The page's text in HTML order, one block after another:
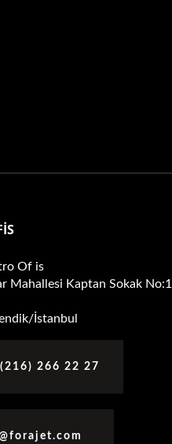
Of is
Mahallesi Kaptan Sokak
İstanbul
266 22 27